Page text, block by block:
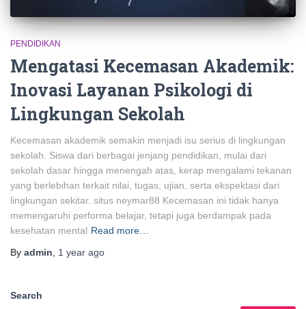
PENDIDIKAN
Mengatasi Kecemasan Akademik:
Inovasi Layanan Psikologi di
Lingkungan Sekolah
Kecemasan akademik semakin menjadi isu serius di lingkungan
sekolah. Siswa dari berbagai jenjang pendidikan, mulai dari
sekolah dasar hingga menengah atas, kerap mengalami tekanan
yang berlebihan terkait nilai, tugas, ujian, serta ekspektasi dari
lingkungan sekitar. situs neymar88 Kecemasan ini tidak hanya
memengaruhi performa belajar, tetapi juga berdampak pada
kesehatan mental Read more…
By admin 1 year ago
Search